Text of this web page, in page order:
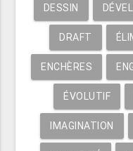
DESSIN
DRAFT
ENCHÈRES
ÉVOLUTIF
IMAGINATION